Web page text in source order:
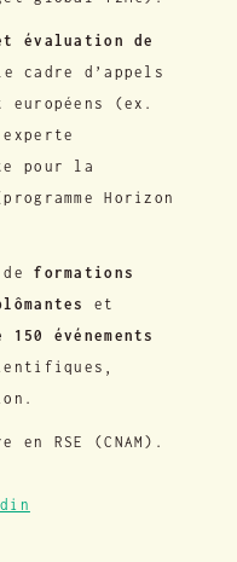
évaluation de
cadre d’appels
(ex.
pour la
Horizon
deformations
et
150 événements
en RSE (CNAM).